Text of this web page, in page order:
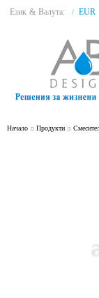
Език & Валута: / EUR
Начало Продукти